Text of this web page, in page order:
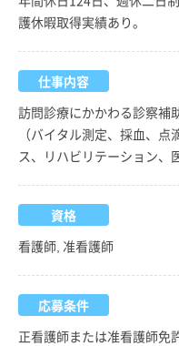
護休暇取得実績あり。
仕事内容
訪問診療にかかわる診察補
（バイタル測定、採血、
ス、リハビリテーション、
資格
看護師, 准看護師
応募条件
正看護師または准看護師免